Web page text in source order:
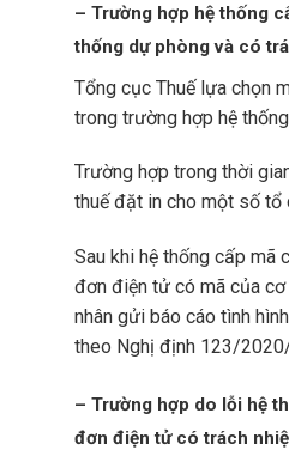
– Trường hợp hệ thống
thống dự phòng và có
Tổng cục Thuế lựa chọn
trong trường hợp hệ
Trường hợp trong thời
thuế đặt in cho một số tổ
Sau khi hệ thống cấp mã
đơn điện tử có mã của
nhân gửi báo cáo tình
theo Nghị định 123/
– Trường hợp do lỗi hệ
đơn điện tử có trách